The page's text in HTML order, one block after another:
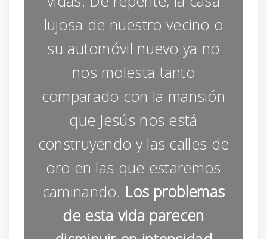
lujosa de nuestro vecino o
su automóvil nuevo ya no
nos molesta tanto
comparado con la mansión
que Jesús nos está
construyendo y las calles de
oro en las que estaremos
caminando. Los problemas
de esta vida parecen